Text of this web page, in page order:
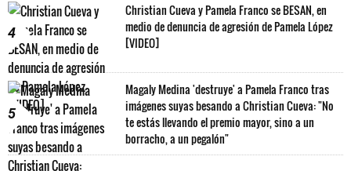
4
Christian Cueva y Pamela Franco se BESAN, en
medio de denuncia de agresión de Pamela López
[VIDEO]
5
Magaly Medina 'destruye' a Pamela Franco tras
imágenes suyas besando a Christian Cueva: "No
te estás llevando el premio mayor, sino a un
borracho, a un pegalón"